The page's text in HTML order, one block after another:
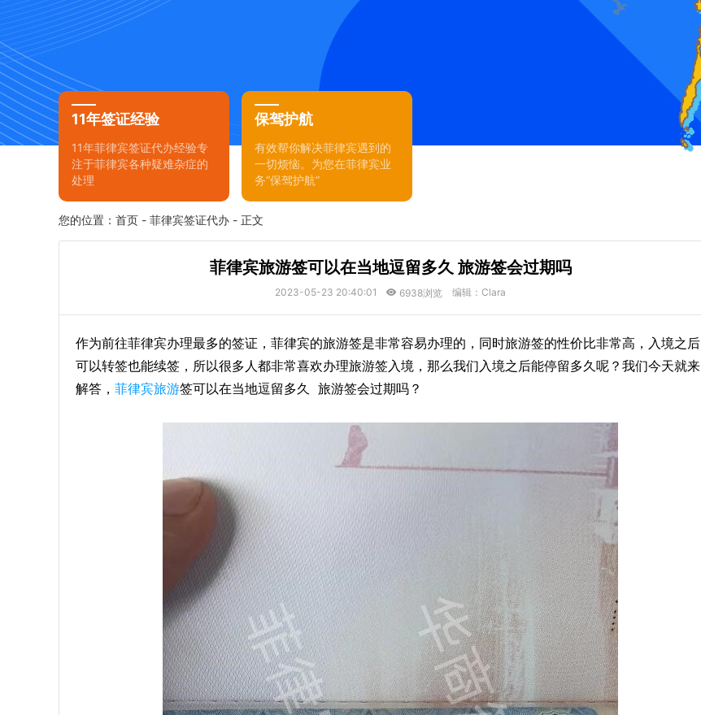
11年签证经验
11年菲律宾签证代办经验专
注于菲律宾各种疑难杂症的
处理
保驾护航
有效帮你解决菲律宾遇到的
一切烦恼。为您在菲律宾业
务“保驾护航”
您的位置： 首页 - 菲律宾签证代办 - 正文
菲律宾旅游签可以在当地逗留多久 旅游签会过期吗
2023-05-23 20:40:01 6938浏览 编辑：Clara
作为前往菲律宾办理最多的签证，菲律宾的旅游签是非常容易办理的，同时旅游签的性价比非常高，入境之后
可以转签也能续签，所以很多人都非常喜欢办理旅游签入境，那么我们入境之后能停留多久呢？我们今天就来
解答， 菲律宾旅游签可以在当地逗留多久 旅游签会过期吗？